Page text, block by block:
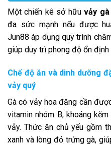
Một chiến kê sở hữuvảy
đa sức mạnh nếu được
Jun88 áp dụng quy trình
giúp duy trì phong độ ổn định
Chế độ ăn và dinh dưỡng
vảy quý
Gà có vảy hoa đăng cần
vitamin nhóm B, khoáng
vảy. Thức ăn chủ yếu gồm
xanh và lòng đỏ trứng gà,